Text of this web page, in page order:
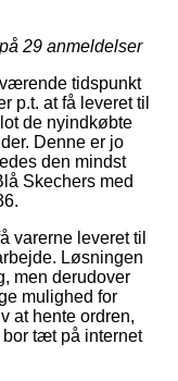
29 anmeldelser
tidspunkt
p.t. at få leveret til
de nyindkøbte
Denne er jo
den mindst
Skechers med
varerne leveret til
Løsningen
men derudover
mulighed for
at hente ordren,
bor tæt på internet